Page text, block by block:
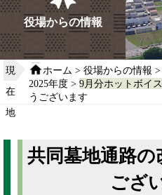
役場からの情報
現
在
地
ホーム > 役場からの情報 >
2025年度> 9月分ホットボイス
うございます
共同墓地通路の
ござ